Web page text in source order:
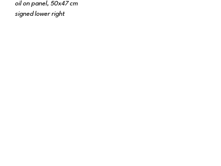
oil on panel, 50x47 cm
signed lower right